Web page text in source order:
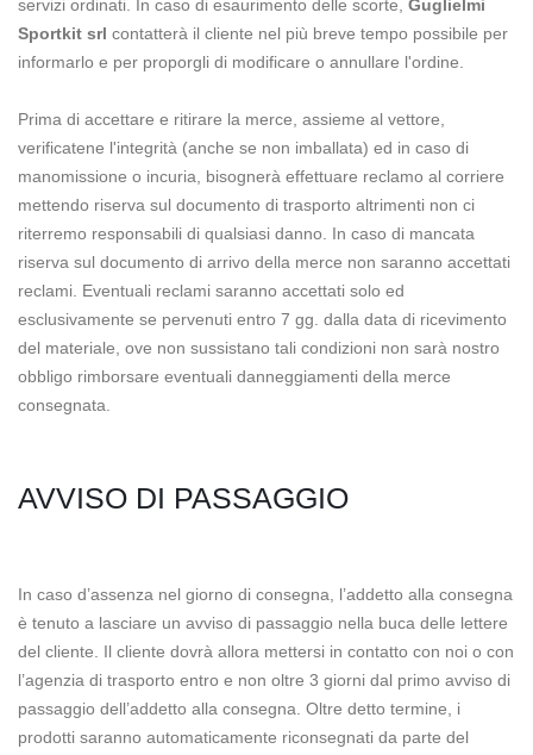
servizi ordinati. In caso di esaurimento delle scorte, Guglielmi
Sportkit srl contatterà il cliente nel più breve tempo possibile per
informarlo e per proporgli di modificare o annullare l'ordine.
Prima di accettare e ritirare la merce, assieme al vettore,
verificatene l'integrità (anche se non imballata) ed in caso di
manomissione o incuria, bisognerà effettuare reclamo al corriere
mettendo riserva sul documento di trasporto altrimenti non ci
riterremo responsabili di qualsiasi danno. In caso di mancata
riserva sul documento di arrivo della merce non saranno accettati
reclami. Eventuali reclami saranno accettati solo ed
esclusivamente se pervenuti entro 7 gg. dalla data di ricevimento
del materiale, ove non sussistano tali condizioni non sarà nostro
obbligo rimborsare eventuali danneggiamenti della merce
consegnata.
AVVISO DI PASSAGGIO
In caso d’assenza nel giorno di consegna, l’addetto alla consegna
è tenuto a lasciare un avviso di passaggio nella buca delle lettere
del cliente. Il cliente dovrà allora mettersi in contatto con noi o con
l’agenzia di trasporto entro e non oltre 3 giorni dal primo avviso di
passaggio dell’addetto alla consegna. Oltre detto termine, i
prodotti saranno automaticamente riconsegnati da parte del